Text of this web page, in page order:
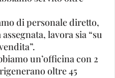
di personale diretto,
lavora sia “su
un’officina con 2
oltre 45